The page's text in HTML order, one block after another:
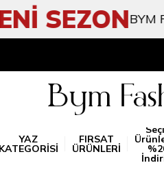
SEZONBYM
YAZ
KATEGORİSİ
FIRSAT
ÜRÜNLERİ